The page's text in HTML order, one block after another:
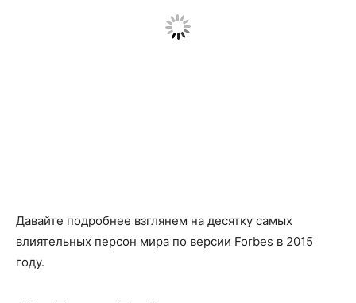
Давайте подробнее взглянем на десятку самых
влиятельных персон мира по версии Forbes в 2015
году.